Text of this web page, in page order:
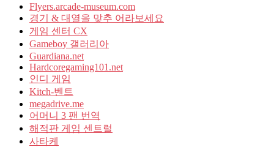
Flyers.arcade-museum.com
경기 & 대열을 맞추 어라보세요
게임 센터 CX
Gameboy 갤러리아
Guardiana.net
Hardcoregaming101.net
인디 게임
Kitch-벤트
megadrive.me
어머니 3 팬 번역
해적판 게임 센트럴
사타케